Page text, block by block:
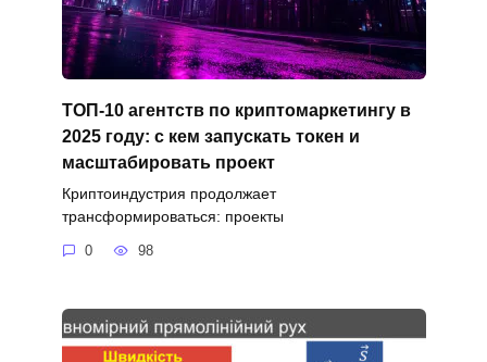
ТОП-10 агентств по криптомаркетингу в
2025 году: с кем запускать токен и
масштабировать проект
Криптоиндустрия продолжает
трансформироваться: проекты
0 98